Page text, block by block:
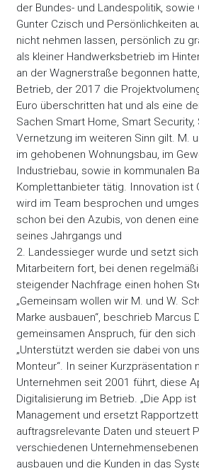
der Bundes- und Landespolitik,
Gunter Czisch und Persönlichkeiten
nicht nehmen lassen, persönlich zu
als kleiner Handwerksbetrieb im
an der Wagnerstraße begonnen
Betrieb, der 2017 die
Euro überschritten hat und als eine
Sachen Smart Home, Smart Security,
Vernetzung im weiteren Sinn gilt. M.
im gehobenen Wohnungsbau, im
Industriebau, sowie in kommunalen
Komplettanbieter tätig. Innovation ist
wird im Team besprochen und
schon bei den Azubis, von denen
seines Jahrgangs und
2. Landessieger wurde und setzt
Mitarbeitern fort, bei denen
steigender Nachfrage einen hohen
„Gemeinsam wollen wir M. und W.
Marke ausbauen“, beschrieb Marcus
gemeinsamen Anspruch, für den sich
„Unterstützt werden sie dabei von
Monteur“. In seiner Kurzpräsentation
Unternehmen seit 2001 führt, diese
Digitalisierung im Betrieb. „Die App
Management und ersetzt
auftragsrelevante Daten und steuert
verschiedenen
ausbauen und die Kunden in das